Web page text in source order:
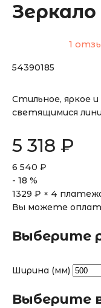
1
54390185
Стильное, яркое
светящимися
5 318 ₽
6 540 ₽
- 18 %
1329 ₽ × 4
Вы можете
Выберите
Ширина (мм)
Выберите